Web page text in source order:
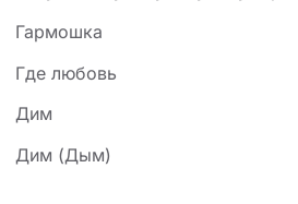
Гармошка
Где любовь
Дим
Дим (Дым)